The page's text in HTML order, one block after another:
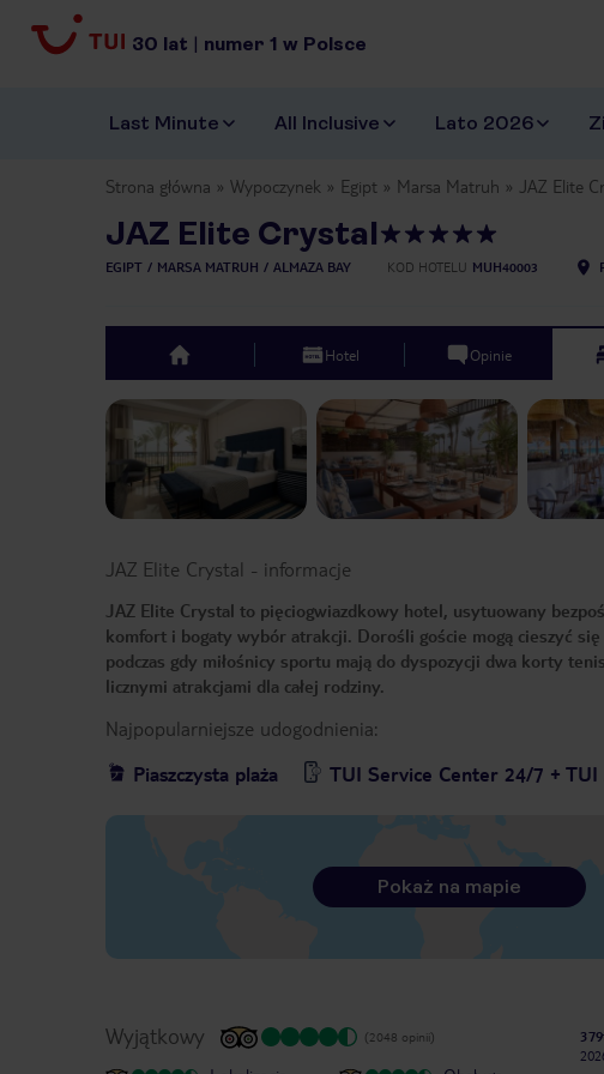
30 lat | numer 1 w Polsce
Last Minute All Inclusive Lato 2026
Strona główna Wypoczynek Egipt Marsa Matruh JAZ Elite
JAZ Elite Crystal
EGIPT MARSA MATRUH ALMAZA BAY KOD HOTELU MUH40003
top Hotel Opinie
JAZ Elite Crystal - informacje
JAZ Elite Crystal to pięciogwiazdkowy hotel, usytuowany
komfort i bogaty wybór atrakcji. Dorośli goście mogą cieszyć
podczas gdy miłośnicy sportu mają do dyspozycji dwa korty
licznymi atrakcjami dla całej rodziny.
Najpopularniejsze udogodnienia:
Piaszczysta plaża
TUI Service Center 24/7 + TUI
Pokaż na mapie
Wyjątkowy (2048 opinii)